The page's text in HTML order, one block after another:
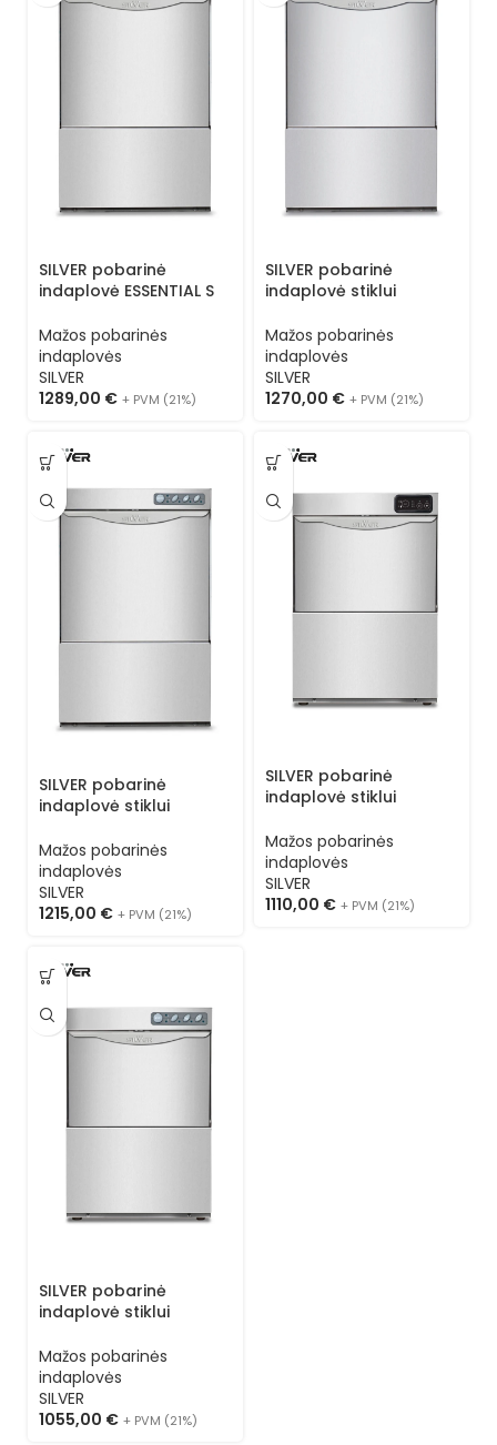
SILVER pobarinė
indaplovė ESSENTIAL S
programa
Mažos pobarinės
indaplovės
SILVER
1289,00 € + PVM (21%)
SILVER pobarinė
indaplovė stiklui
(kasetė 40×40) 3
programos
Mažos pobarinės
indaplovės
SILVER
1270,00 € + PVM (21%)
SILVER pobarinė
indaplovė stiklui
40×40) 1 programa
Mažos pobarinės
indaplovės
SILVER
1215,00 € + PVM (21%)
SILVER pobarinė
indaplovė stiklui
35×35) 3 programos
Mažos pobarinės
indaplovės
SILVER
1110,00 € + PVM (21%)
SILVER pobarinė
indaplovė stiklui
35×35) 1 programa
Mažos pobarinės
indaplovės
SILVER
1055,00 € + PVM (21%)